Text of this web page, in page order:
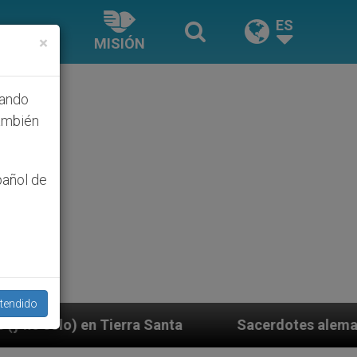
MISIÓN
ES
Sacerdotes alemanes fieles al Papa
×
de